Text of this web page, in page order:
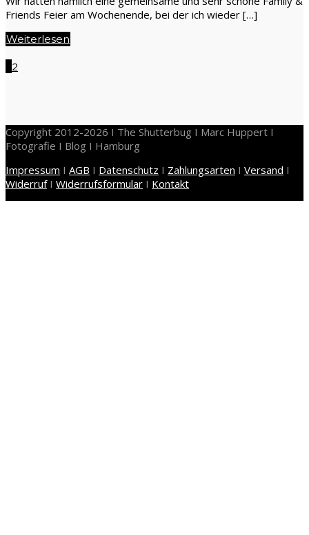
Friends Feier am Wochenende, bei der ich wieder […]
Weiterlesen
2
Copyright 2012-2026 I The Shutterbug I Marc Huppert I
Fotografie I Blog I Hamburg
Impressum I AGB I Datenschutz I Zahlungsarten I Versand I
WiderrufI Widerrufsformular I Kontakt